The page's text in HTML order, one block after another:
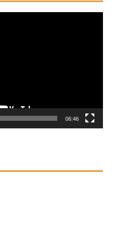
06:46